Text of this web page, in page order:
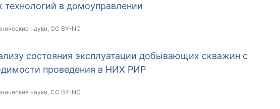
в домоуправлении
науки, CC BY-NC
состояния эксплуатации добывающих скважин с
проведения в НИХ РИР
науки, CC BY-NC